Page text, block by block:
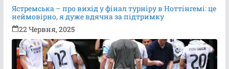
Ястремська – про вихід у фінал турніру в Ноттінгемі: це
неймовірно, я дуже вдячна за підтримку
22 Червня, 2025